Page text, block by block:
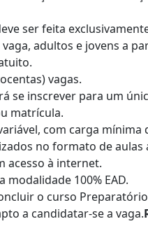
ser feita
adultos e jovens a
vagas.
se inscrever para um
matrícula.
com carga
no formato de
acesso à internet.
100% EAD.
o curso
a candidatar-se a vaga.